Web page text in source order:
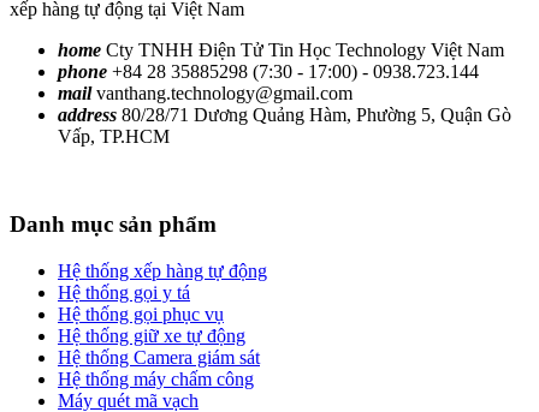
xếp hàng tự động tại Việt Nam
home Cty TNHH Điện Tử Tin Học Technology Việt Nam
phone +84 28 35885298 (7:30 - 17:00) - 0938.723.144
mailvanthang.technology@gmail.com
address 80/28/71 Dương Quảng Hàm, Phường 5, Quận Gò
Vấp, TP.HCM
Danh mục sản phẩm
Hệ thống xếp hàng tự động
Hệ thống gọi y tá
Hệ thống gọi phục vụ
Hệ thống giữ xe tự động
Hệ thống Camera giám sát
Hệ thống máy chấm công
Máy quét mã vạch